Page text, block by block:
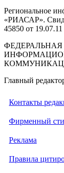
Региональное
«РИАСАР».
45850 от
Главный
Контакты
Фирменный
Реклама
Правила